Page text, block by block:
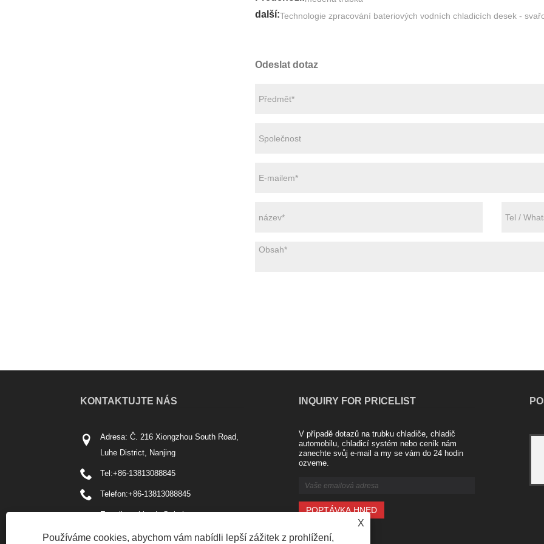
další:Technologie zpracování bateriových vodních chladicích desek -
Odeslat dotaz
KONTAKTUJTE NÁS
Adresa: Č. 216 Xiongzhou South Road,
Luhe District, Nanjing
Tel:+86-13813088845
Telefon:+86-13813088845
E-mailem:kingda@njmjst.com
Fax: +86-025-57611586
INQUIRY FOR PRICELIST
V případě dotazů na trubku chladiče, chladič
automobilu, chladicí systém nebo ceník nám
zanechte svůj e-mail a my se vám do 24 hodin
ozveme.
Hliníkový chladič od společnosti Nanjing
Majestic Company
X
Používáme cookies, abychom vám nabídli lepší zážitek z prohlížení,